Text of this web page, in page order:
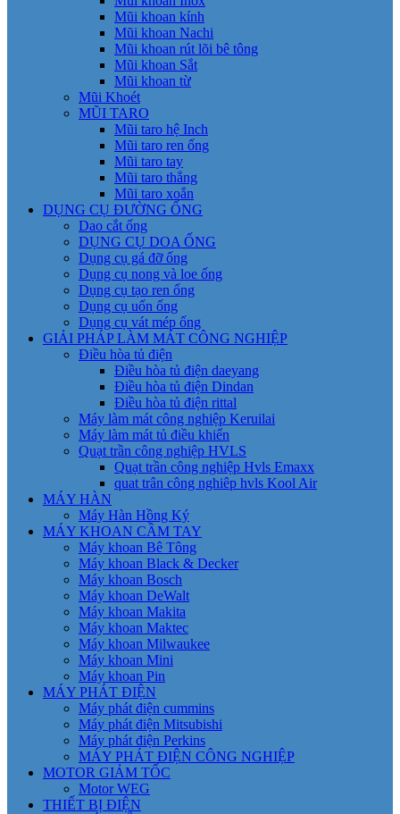
Mũi khoan kính
Mũi khoan Nachi
Mũi khoan rút lõi bê tông
Mũi khoan Sắt
Mũi khoan từ
Mũi Khoét
MŨI TARO
Mũi taro hệ Inch
Mũi taro ren ống
Mũi taro tay
Mũi taro thẳng
Mũi taro xoắn
DỤNG CỤ ĐƯỜNG ỐNG
Dao cắt ống
DỤNG CỤ DOA ỐNG
Dụng cụ gá đỡ ống
Dụng cụ nong và loe ống
Dụng cụ tạo ren ống
Dụng cụ uốn ống
Dụng cụ vát mép ống
GIẢI PHÁP LÀM MÁT CÔNG NGHIỆP
Điều hòa tủ điện
Điều hòa tủ điện daeyang
Điều hòa tủ điện Dindan
Điều hòa tủ điện rittal
Máy làm mát công nghiệp Keruilai
Máy làm mát tủ điều khiển
Quạt trần công nghiệp HVLS
Quạt trần công nghiệp Hvls Emaxx
quat trân công nghiêp hvls Kool Air
MÁY HÀN
Máy Hàn Hồng Ký
MÁY KHOAN CẦM TAY
Máy khoan Bê Tông
Máy khoan Black & Decker
Máy khoan Bosch
Máy khoan DeWalt
Máy khoan Makita
Máy khoan Maktec
Máy khoan Milwaukee
Máy khoan Mini
Máy khoan Pin
MÁY PHÁT ĐIỆN
Máy phát điện cummins
Máy phát điện Mitsubishi
Máy phát điện Perkins
MÁY PHÁT ĐIỆN CÔNG NGHIỆP
MOTOR GIẢM TỐC
Motor WEG
THIẾT BỊ ĐIỆN